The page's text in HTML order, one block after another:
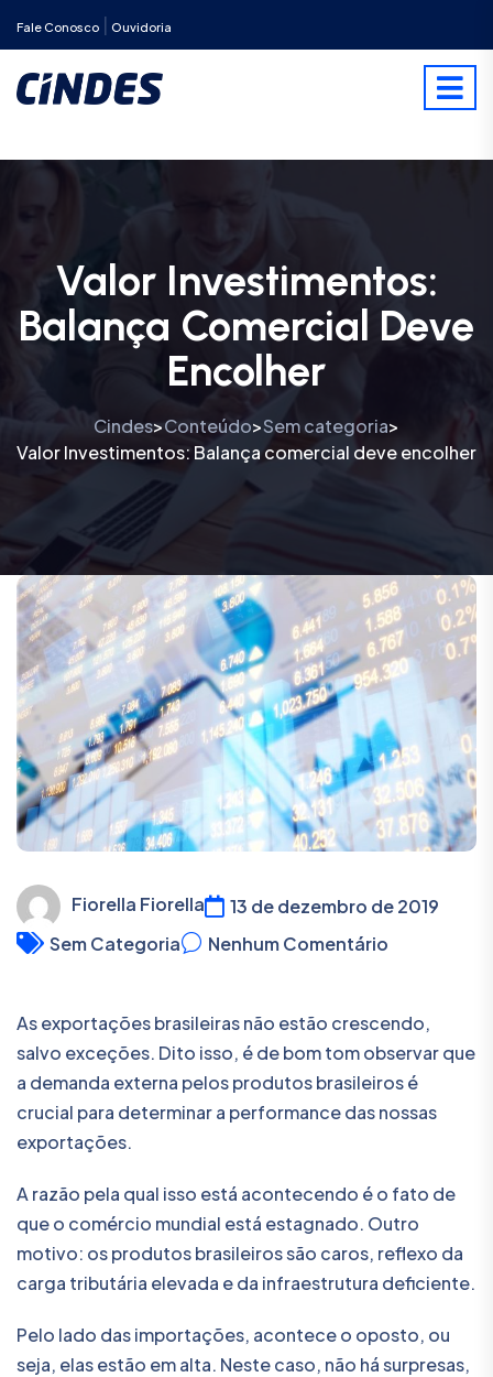
Fale Conosco Ouvidoria
Valor Investimentos:
Balança Comercial Deve
Encolher
Cindes>Conteúdo>Sem categoria>
Valor Investimentos: Balança comercial deve encolher
Fiorella Fiorella
13 de dezembro de 2019
Sem Categoria
Nenhum Comentário
As exportações brasileiras não estão crescendo,
salvo exceções. Dito isso, é de bom tom observar que
a demanda externa pelos produtos brasileiros é
crucial para determinar a performance das nossas
exportações.
A razão pela qual isso está acontecendo é o fato de
que o comércio mundial está estagnado. Outro
motivo: os produtos brasileiros são caros, reflexo da
carga tributária elevada e da infraestrutura deficiente.
Pelo lado das importações, acontece o oposto, ou
seja, elas estão em alta. Neste caso, não há surpresas,